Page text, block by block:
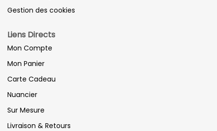
Gestion des cookies
Liens Directs
Mon Compte
Mon Panier
Carte Cadeau
Nuancier
Sur Mesure
Livraison & Retours